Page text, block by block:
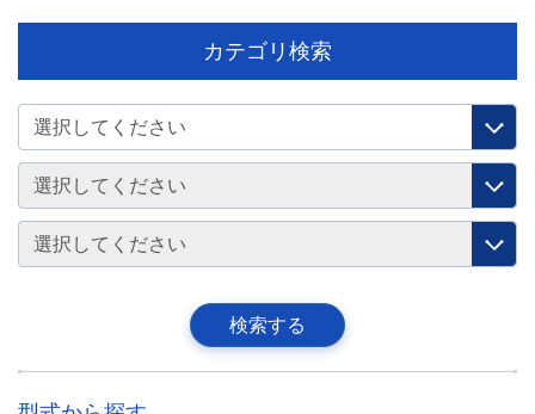
カテゴリ検索